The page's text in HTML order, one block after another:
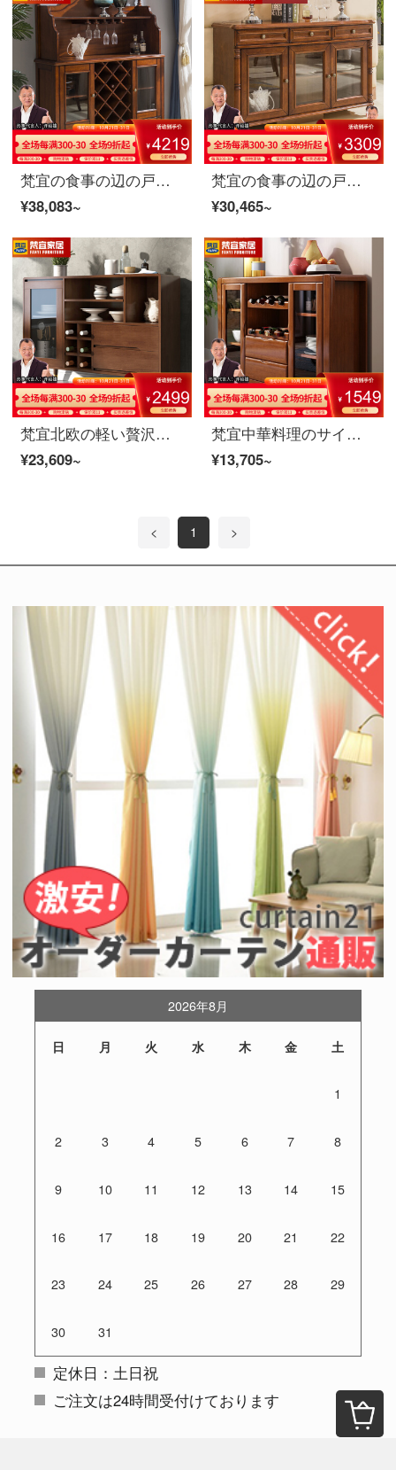
梵宜の食事の辺の戸棚の桃の芯の木の高級なアメリカの田舎の実の木の酒屋の食器棚のお茶の食器棚の玄関の戸棚の逸品の家具の食事の辺の戸棚のバラの金
¥38,083~
梵宜の食事の辺の戸棚の桃の芯の木の高級なアメリカの本当の木の田舎の酒屋の食器棚のお茶の食器棚の玄関の戸棚の近代的な家具の食器棚の辺の戸棚
¥30,465~
梵宜北欧の軽い贅沢な食事の辺の食器棚の本当の木の食器棚のレストランの戸棚の逸品の家具の胡桃色の食事の辺の戸棚
¥23,609~
梵宜中華料理のサイドキャビネットは現代で簡単で、木造レストランのお茶のキャビネットの多機能な食器棚と酒棚の台所のキャビネットは商品棚の逸品の家具を保管します。
¥13,705~
< 1 >
2026年8月
日 月 火 水 木 金 土
1
2 3 4 5 6 7 8
9 10 11 12 13 14 15
16 17 18 19 20 21 22
23 24 25 26 27 28 29
30 31
定休日：土日祝
ご注文は24時間受付けております